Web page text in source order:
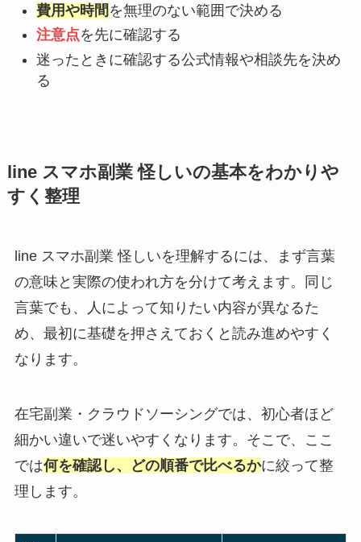
費用や時間 を無理のない範囲で決める
注意点を先に確認する
迷ったときに確認する公式情報や相談先を決め
る
line スマホ副業 怪しいの基本をわかりや
すく整理
line スマホ副業 怪しいを理解するには、まず言葉
の意味と実際の使われ方を分けて考えます。同じ
言葉でも、人によって知りたい内容が異なるた
め、最初に基礎を押さえておくと読み進めやすく
なります。
在宅副業・クラウドソーシングでは、初心者ほど
細かい違いで迷いやすくなります。そこで、ここ
では何を確認し、どの順番で比べるかに絞って整
理します。